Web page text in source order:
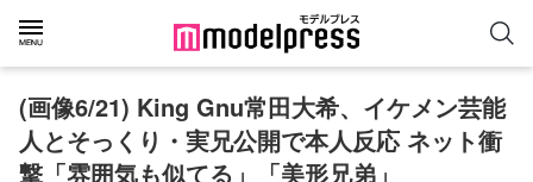
(画像6/21) King Gnu常田大希、イケメン芸能
人とそっくり・実兄公開で本人反応 ネット衝
撃「雰囲気も似てる」「美形兄弟」